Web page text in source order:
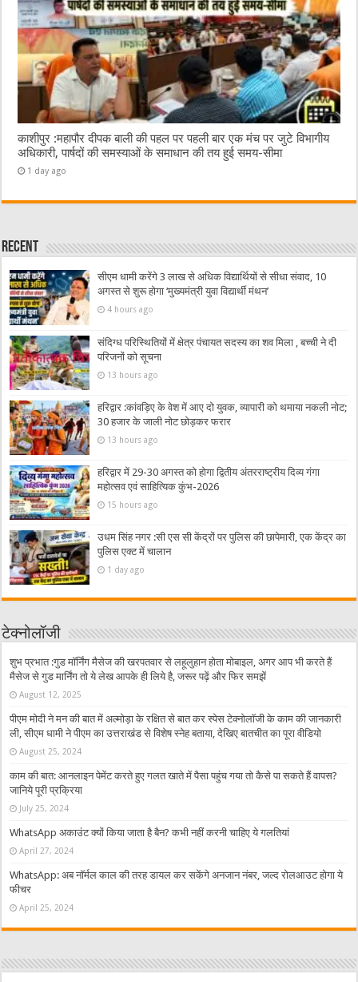
काशीपुर :महापौर दीपक बाली की पहल पर पहली बार एक मंच पर जुटे विभागीय
अधिकारी, पार्षदों की समस्याओं के समाधान की तय हुई समय-सीमा
1 day ago
Recent
सीएम धामी करेंगे 3 लाख से अधिक विद्यार्थियों से सीधा संवाद, 10
अगस्त से शुरू होगा ‘मुख्यमंत्री युवा विद्यार्थी मंथन’
4 hours ago
संदिग्ध परिस्थितियों में क्षेत्र पंचायत सदस्य का शव मिला , बच्ची ने दी
परिजनों को सूचना
13 hours ago
हरिद्वार :कांवड़िए के वेश में आए दो युवक, व्यापारी को थमाया नकली नोट;
30 हजार के जाली नोट छोड़कर फरार
13 hours ago
हरिद्वार में 29-30 अगस्त को होगा द्वितीय अंतरराष्ट्रीय दिव्य गंगा
महोत्सव एवं साहित्यिक कुंभ-2026
15 hours ago
उधम सिंह नगर :सी एस सी केंद्रों पर पुलिस की छापेमारी, एक केंद्र का
पुलिस एक्ट में चालान
1 day ago
टेक्नोलॉजी
शुभ प्रभात :गुड मॉर्निंग मैसेज की खरपतवार से लहूलुहान होता मोबाइल, अगर आप भी करते हैं
मैसेज से गुड मार्निंग तो ये लेख आपके ही लिये है, जरूर पढ़ें और फिर समझें
August 12, 2025
पीएम मोदी ने मन की बात में अल्मोड़ा के रक्षित से बात कर स्पेस टेक्नोलॉजी के काम की जानकारी
ली, सीएम धामी ने पीएम का उत्तराखंड से विशेष स्नेह बताया, देखिए बातचीत का पूरा वीडियो
August 25, 2024
काम की बात: आनलाइन पेमेंट करते हुए गलत खाते में पैसा पहुंच गया तो कैसे पा सकते हैं वापस?
जानिये पूरी प्रक्रिया
July 25, 2024
WhatsApp अकाउंट क्यों किया जाता है बैन? कभी नहीं करनी चाहिए ये गलतियां
April 27, 2024
WhatsApp: अब नॉर्मल काल की तरह डायल कर सकेंगे अनजान नंबर, जल्द रोलआउट होगा ये
फीचर
April 25, 2024